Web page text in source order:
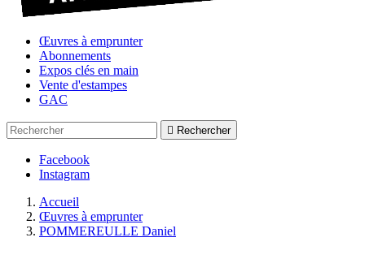
Œuvres à emprunter
Abonnements
Expos clés en main
Vente d'estampes
GAC
 Rechercher
Facebook
Instagram
Accueil
Œuvres à emprunter
POMMEREULLE Daniel